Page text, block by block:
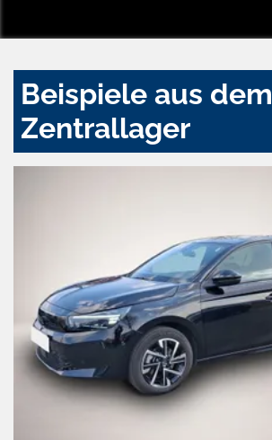
Beispiele aus dem
Zentrallager